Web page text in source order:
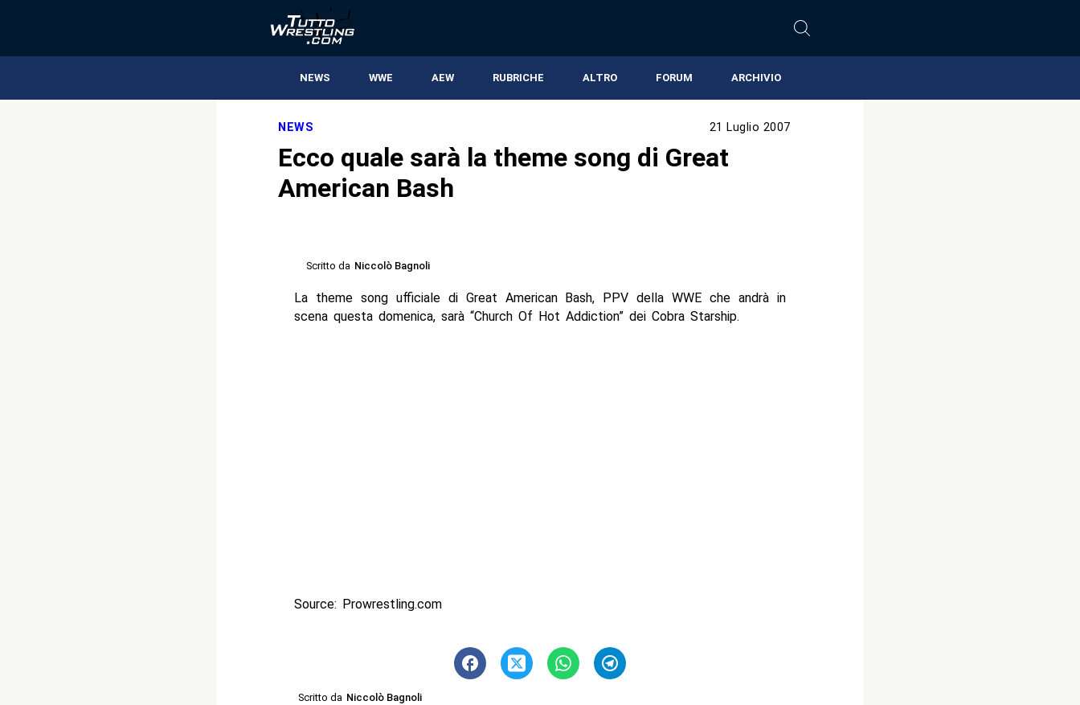
NEWS WWE AEW RUBRICHE ALTRO FORUM ARCHIVIO
NEWS 21 Luglio 2007
Ecco quale sarà la theme song di Great
American Bash
Scritto da Niccolò Bagnoli
La theme song ufficiale di Great American Bash, PPV della WWE che andrà in
scena questa domenica, sarà “Church Of Hot Addiction” dei Cobra Starship.
Source: Prowrestling.com
Scritto da Niccolò Bagnoli